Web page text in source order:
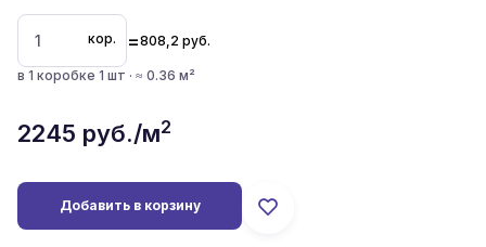
кор. =808,2 руб.
в 1 коробке 1 шт · ≈ 0.36 м²
2245 руб./м2
Добавить в корзину